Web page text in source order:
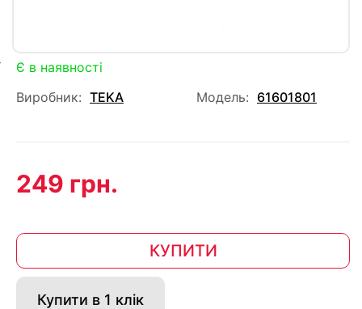
Є в наявності
Виробник: TEKA Модель: 61601801
249 грн.
КУПИТИ
Купити в 1 клік